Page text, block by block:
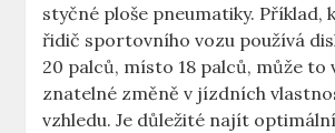
styčné‍ ploše pneumatiky. Příklad,
řidič sportovního⁣ vozu používá
20 palců, místo 18​ palců, může to
znatelné‍ změně v⁤ jízdních
vzhledu.⁢ Je⁢ důležité najít